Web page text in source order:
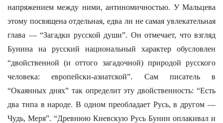
напряжением между ними, антиномичностью. У Мальцева
этому посвящена отдельная, едва ли не самая увлекательная
глава — “Загадки русской души”. Он отмечает, что взгляд
Бунина на русский национальный характер обусловлен
“двойственной (и оттого загадочной) природой русского
человека: европейски-азиатской”. Сам писатель в
“Окаянных днях” так определит эту двойственность: “Есть
два типа в народе. В одном преобладает Русь, в другом —
Чудь, Меря”. “Древнюю Киевскую Русь Бунин оплакивал и